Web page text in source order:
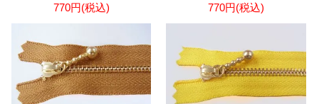
770円(税込)
770円(税込)